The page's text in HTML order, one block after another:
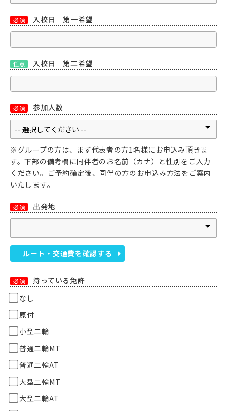
必須 入校日 第一希望
任意 入校日 第二希望
必須 参加人数
※グループの方は、まず代表者の方1名様にお申込み頂きま
す。下部の備考欄に同伴者のお名前（カナ）と性別をご入力
ください。ご予約確定後、同伴の方のお申込み方法をご案内
いたします。
必須 出発地
ルート・交通費を確認する
必須
持っている免許
なし
原付
小型二輪
普通二輪MT
普通二輪AT
大型二輪MT
大型二輪AT